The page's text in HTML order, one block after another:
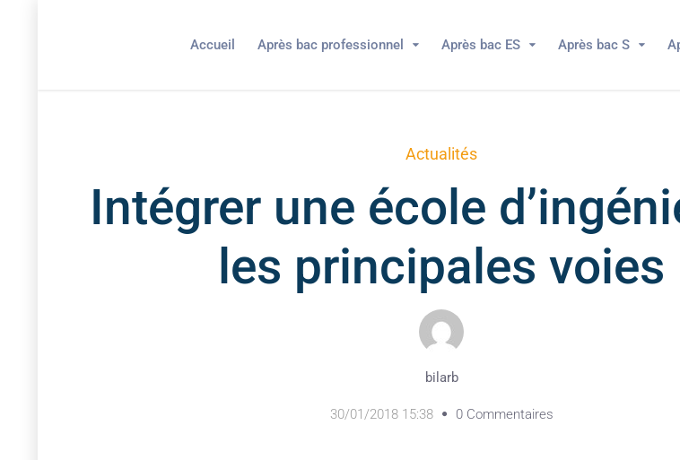
Accueil Après bac professionnel Après bac ES Après bac S
Actualités
Intégrer une école
les principales voies
bilarb
30/01/2018 15:38 0 Commentaires